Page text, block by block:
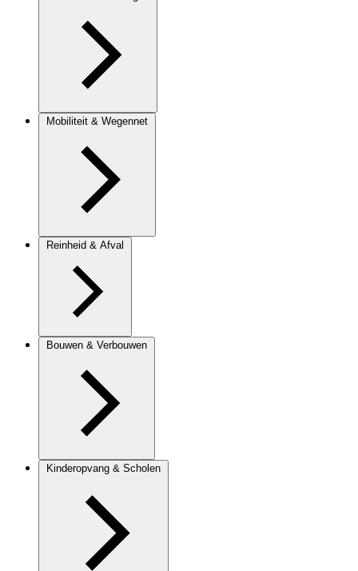
Mobiliteit & Wegennet
Reinheid & Afval
Bouwen & Verbouwen
Kinderopvang & Scholen